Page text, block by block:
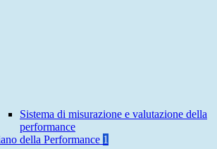
Sistema di misurazione e valutazione della
performance
della Performance 1